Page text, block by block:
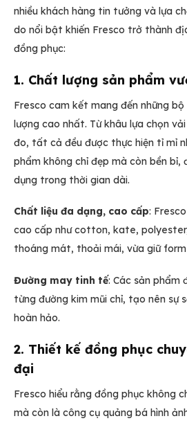
nhiều khách hàng tin tưởng và lựa
do nổi bật khiến Fresco trở thành
đồng phục:
1. Chất lượng sản phẩm
Fresco cam kết mang đến những
lượng cao nhất. Từ khâu lựa chọn
đo, tất cả đều được thực hiện tỉ mỉ
phẩm không chỉ đẹp mà còn bền bỉ,
dụng trong thời gian dài.
Chất liệu đa dạng, cao cấp:
cao cấp như cotton, kate,
thoáng mát, thoải mái, vừa giữ
Đường may tinh tế: Các sản phẩm
từng đường kim mũi chỉ, tạo nên sự
hoàn hảo.
2. Thiết kế đồng phục
đại
Fresco hiểu rằng đồng phục không
mà còn là công cụ quảng bá hình